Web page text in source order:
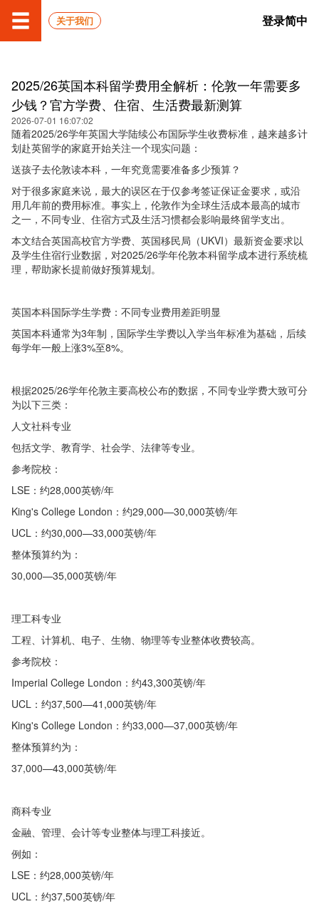
关于我们 登录简中
2025/26英国本科留学费用全解析：伦敦一年需要多
少钱？官方学费、住宿、生活费最新测算
2026-07-01 16:07:02
随着2025/26学年英国大学陆续公布国际学生收费标准，越来越多计
划赴英留学的家庭开始关注一个现实问题：
送孩子去伦敦读本科，一年究竟需要准备多少预算？
对于很多家庭来说，最大的误区在于仅参考签证保证金要求，或沿
用几年前的费用标准。事实上，伦敦作为全球生活成本最高的城市
之一，不同专业、住宿方式及生活习惯都会影响最终留学支出。
本文结合英国高校官方学费、英国移民局（UKVI）最新资金要求以
及学生住宿行业数据，对2025/26学年伦敦本科留学成本进行系统梳
理，帮助家长提前做好预算规划。
英国本科国际学生学费：不同专业费用差距明显
英国本科通常为3年制，国际学生学费以入学当年标准为基础，后续
每学年一般上涨3%至8%。
根据2025/26学年伦敦主要高校公布的数据，不同专业学费大致可分
为以下三类：
人文社科专业
包括文学、教育学、社会学、法律等专业。
参考院校：
LSE：约28,000英镑/年
King's College London：约29,000—30,000英镑/年
UCL：约30,000—33,000英镑/年
整体预算约为：
30,000—35,000英镑/年
理工科专业
工程、计算机、电子、生物、物理等专业整体收费较高。
参考院校：
Imperial College London：约43,300英镑/年
UCL：约37,500—41,000英镑/年
King's College London：约33,000—37,000英镑/年
整体预算约为：
37,000—43,000英镑/年
商科专业
金融、管理、会计等专业整体与理工科接近。
例如：
LSE：约28,000英镑/年
UCL：约37,500英镑/年